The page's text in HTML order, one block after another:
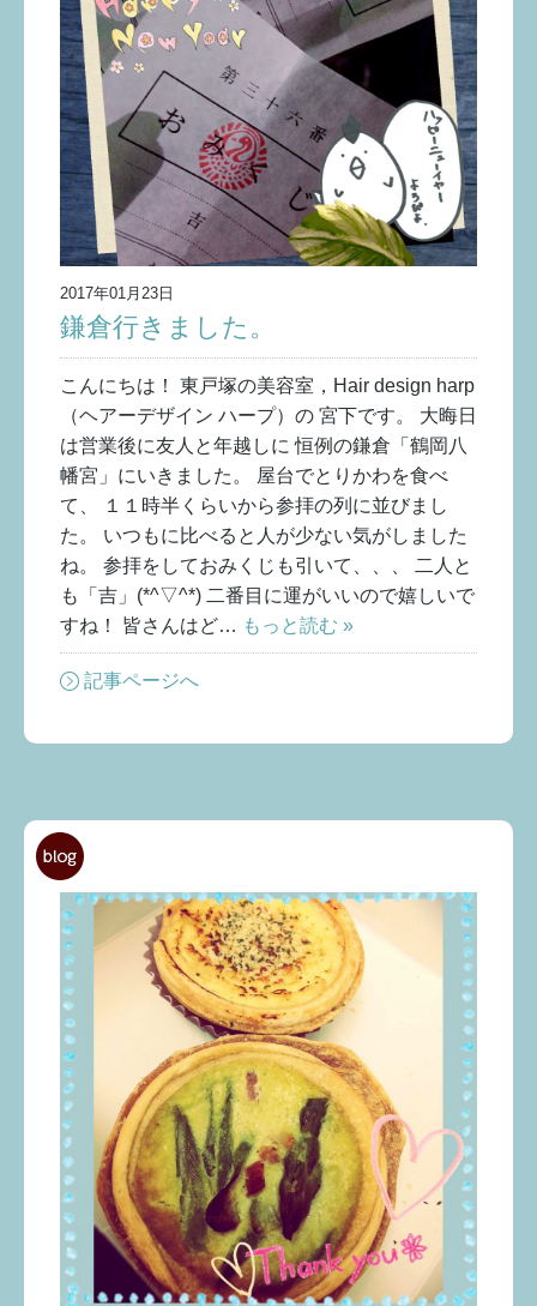
2017年01月23日
鎌倉行きました。
こんにちは！ 東戸塚の美容室，Hair design harp
（ヘアーデザイン ハープ）の 宮下です。 大晦日
は営業後に友人と年越しに 恒例の鎌倉「鶴岡八
幡宮」にいきました。 屋台でとりかわを食べ
て、 １１時半くらいから参拝の列に並びまし
た。 いつもに比べると人が少ない気がしました
ね。 参拝をしておみくじも引いて、、、 二人と
も「吉」(*^▽^*) 二番目に運がいいので嬉しいで
すね！ 皆さんはど… もっと読む »
記事ページへ